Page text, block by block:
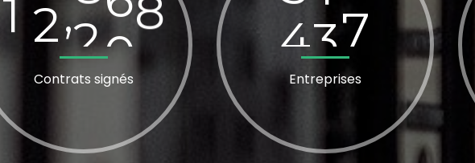
Contrats signés
1 2,208
Entreprises
487